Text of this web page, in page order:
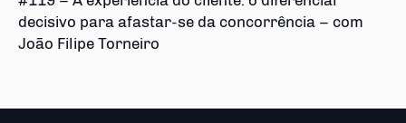
decisivo para afastar-se da concorrência – com
João Filipe Torneiro